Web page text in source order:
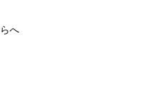
へ